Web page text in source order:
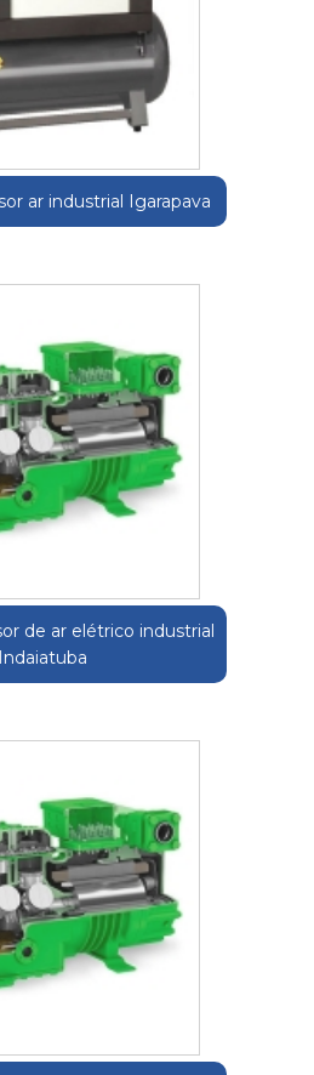
ar industrial Igarapava
de ar elétrico industrial
Indaiatuba